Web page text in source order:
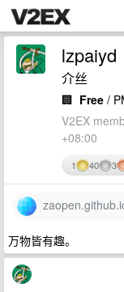
lzpaiyd
介丝
🏢 Free /
V2EX
+08:00
1 40 3
万物皆有趣。